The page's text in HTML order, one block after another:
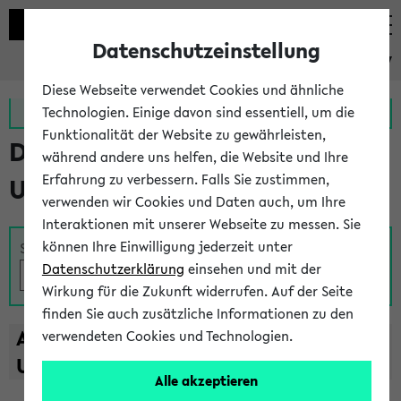
eKVV
Zur MeineUni App Zum MeineUni Portal
Das Lehrangebot der
Universität Bielefeld
Suche
A B C D E F G H I J K L M N O
U
V W X Y
Z
Datenschutzeinstellung
Diese Webseite verwendet Cookies und ähnliche
Technologien. Einige davon sind essentiell, um die
Funktionalität der Website zu gewährleisten,
während andere uns helfen, die Website und Ihre
Erfahrung zu verbessern. Falls Sie zustimmen,
verwenden wir Cookies und Daten auch, um Ihre
Interaktionen mit unserer Webseite zu messen. Sie
können Ihre Einwilligung jederzeit unter
Datenschutzerklärung einsehen und mit der
Wirkung für die Zukunft widerrufen. Auf der Seite
finden Sie auch zusätzliche Informationen zu den
verwendeten Cookies und Technologien.
Alle akzeptieren